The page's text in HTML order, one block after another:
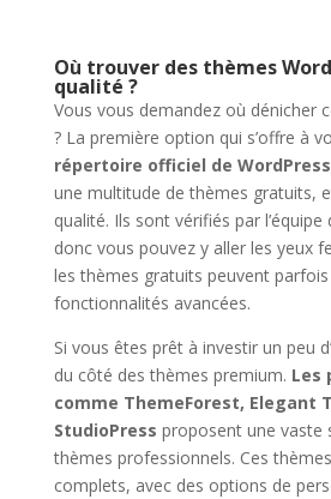
Où trouver des thèmes
qualité ?
Vous vous demandez où dénicher
? La première option qui s’offre à
répertoire officiel de WordPress
une multitude de thèmes gratuits,
qualité. Ils sont vérifiés par l’équipe
donc vous pouvez y aller les yeux
les thèmes gratuits peuvent
fonctionnalités avancées.
Si vous êtes prêt à investir un peu
du côté des thèmes premium. Les
comme ThemeForest, Elegant
StudioPress proposent une vaste
thèmes professionnels. Ces
complets, avec des options de